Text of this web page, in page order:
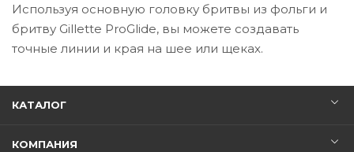
Используя основную головку бритвы из фольги и
бритву Gillette ProGlide, вы можете создавать
точные линии и края на шее или щеках.
КАТАЛОГ
КОМПАНИЯ